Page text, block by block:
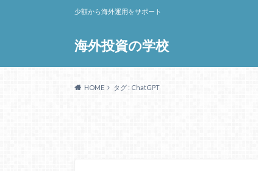
海外投資の学校
少額から海外運用をサポート
HOME タグ : ChatGPT